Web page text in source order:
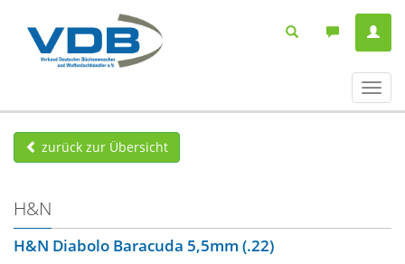
ein-/
zurück zur Übersicht
H&N
H&N Diabolo Baracuda 5,5mm (.22)